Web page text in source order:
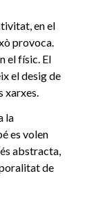
en el
provoca.
el físic. El
el desig de
la
es volen
abstracta,
de